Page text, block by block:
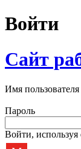
Войти
Сайт
Имя
Пароль
Войти,